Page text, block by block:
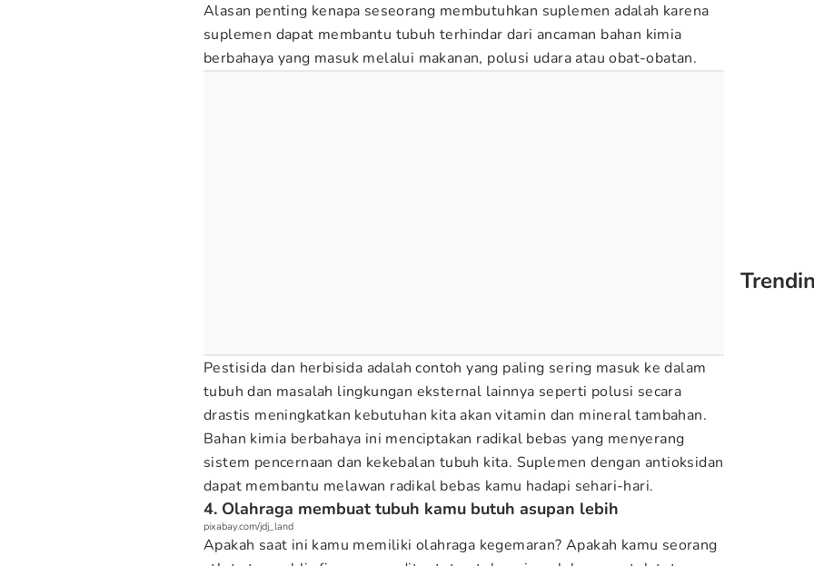
Alasan penting kenapa seseorang membutuhkan suplemen adalah karena
suplemen dapat membantu tubuh terhindar dari ancaman bahan kimia
berbahaya yang masuk melalui makanan, polusi udara atau obat-obatan.
Pestisida dan herbisida adalah contoh yang paling sering masuk ke dalam
tubuh dan masalah lingkungan eksternal lainnya seperti polusi secara
drastis meningkatkan kebutuhan kita akan vitamin dan mineral tambahan.
Bahan kimia berbahaya ini menciptakan radikal bebas yang menyerang
sistem pencernaan dan kekebalan tubuh kita. Suplemen dengan antioksidan
dapat membantu melawan radikal bebas kamu hadapi sehari-hari.
4. Olahraga membuat tubuh kamu butuh asupan lebih
pixabay.com/jdj_land
Apakah saat ini kamu memiliki olahraga kegemaran? Apakah kamu seorang